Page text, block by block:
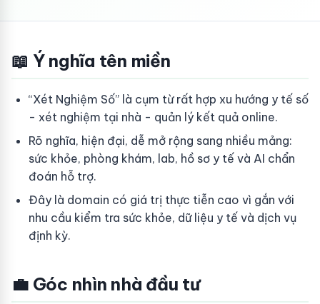
📖 Ý nghĩa tên miền
“Xét Nghiệm Số” là cụm từ rất hợp xu hướng y tế số
- xét nghiệm tại nhà - quản lý kết quả online.
Rõ nghĩa, hiện đại, dễ mở rộng sang nhiều mảng:
sức khỏe, phòng khám, lab, hồ sơ y tế và AI chẩn
đoán hỗ trợ.
Đây là domain có giá trị thực tiễn cao vì gắn với
nhu cầu kiểm tra sức khỏe, dữ liệu y tế và dịch vụ
định kỳ.
💼 Góc nhìn nhà đầu tư